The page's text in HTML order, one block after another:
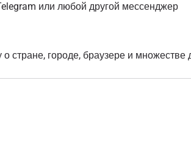
или любой другой мессенджер
стране, городе, браузере и множестве